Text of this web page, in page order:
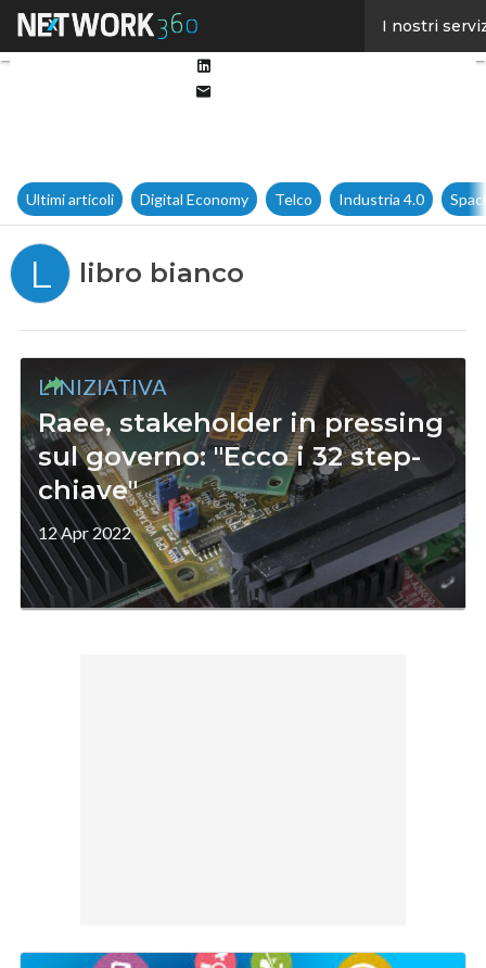
I nostri
Ultimi articoli Digital Economy Telco Industria 4.0
L libro bianco
L'INIZIATIVA
Raee, stakeholder in pressing
sul governo: "Ecco i 32 step-
chiave"
12 Apr 2022